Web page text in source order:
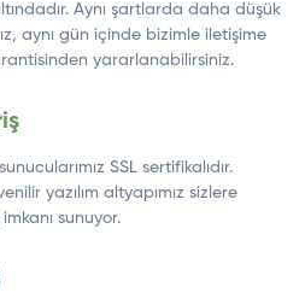
Aynı şartlarda daha düşük
aynı gün içinde bizimle iletişime
yararlanabilirsiniz.
SSL sertifikalıdır.
yazılım altyapımız sizlere
sunuyor.